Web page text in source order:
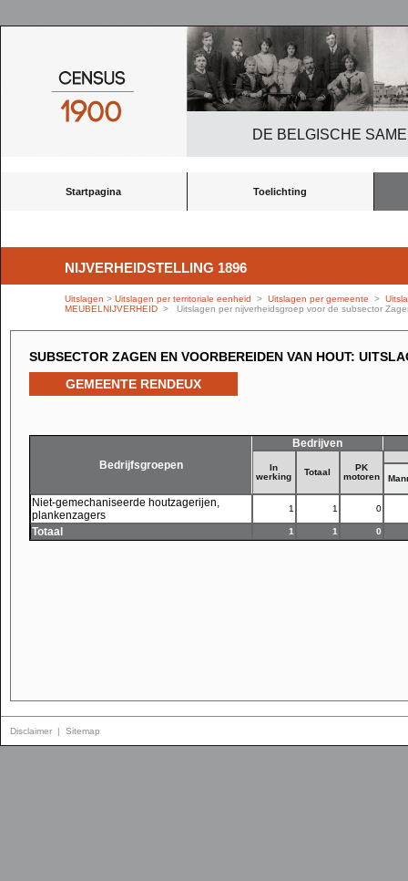
DE BELGISCHE
Startpagina Toelichting
NIJVERHEIDSTELLING 1896
Uitslagen > Uitslagen per territoriale eenheid > Uitslagen per gemeente >
MEUBELNIJVERHEID > Uitslagen per nijverheidsgroep voor de subsector
GEMEENTE RENDEUX
SUBSECTOR ZAGEN EN VOORBEREIDEN VAN HOUT:
Bedrijfsgroepen
Bedrijven
In
werking
Totaal
PK
motoren
Niet-gemechaniseerde houtzagerijen,
plankenzagers
1 1 0
Totaal 1 1 0
Disclaimer | Sitemap